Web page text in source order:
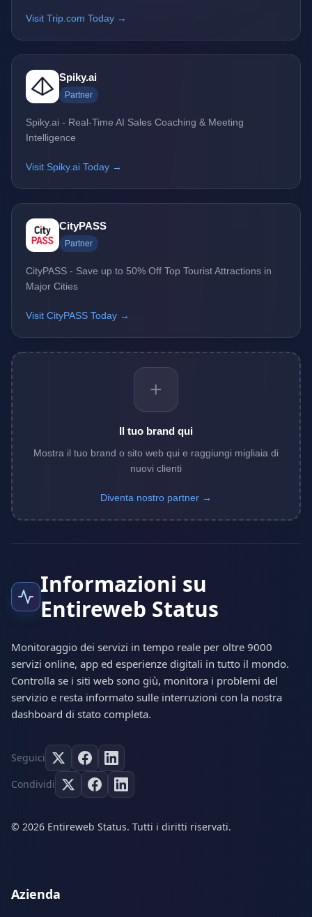
Visit Trip.com Today →
Spiky.ai
Partner
Spiky.ai - Real-Time AI Sales Coaching & Meeting
Intelligence
Visit Spiky.ai Today →
CityPASS
Partner
CityPASS - Save up to 50% Off Top Tourist Attractions in
Major Cities
Visit CityPASS Today →
+
Il tuo brand qui
Mostra il tuo brand o sito web qui e raggiungi migliaia di
nuovi clienti
Diventa nostro partner →
Informazioni su
Entireweb Status
Monitoraggio dei servizi in tempo reale per oltre 9000
servizi online, app ed esperienze digitali in tutto il mondo.
Controlla se i siti web sono giù, monitora i problemi del
servizio e resta informato sulle interruzioni con la nostra
dashboard di stato completa.
Seguici
Condividi
© 2026 Entireweb Status. Tutti i diritti riservati.
Azienda